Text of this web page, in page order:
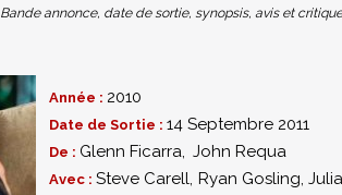
Bande annonce, date de sortie, synopsis, avis et
Année : 2010
Date de Sortie : 14 Septembre 2011
De : Glenn Ficarra, John Requa
Avec :Steve Carell, Ryan Gosling,